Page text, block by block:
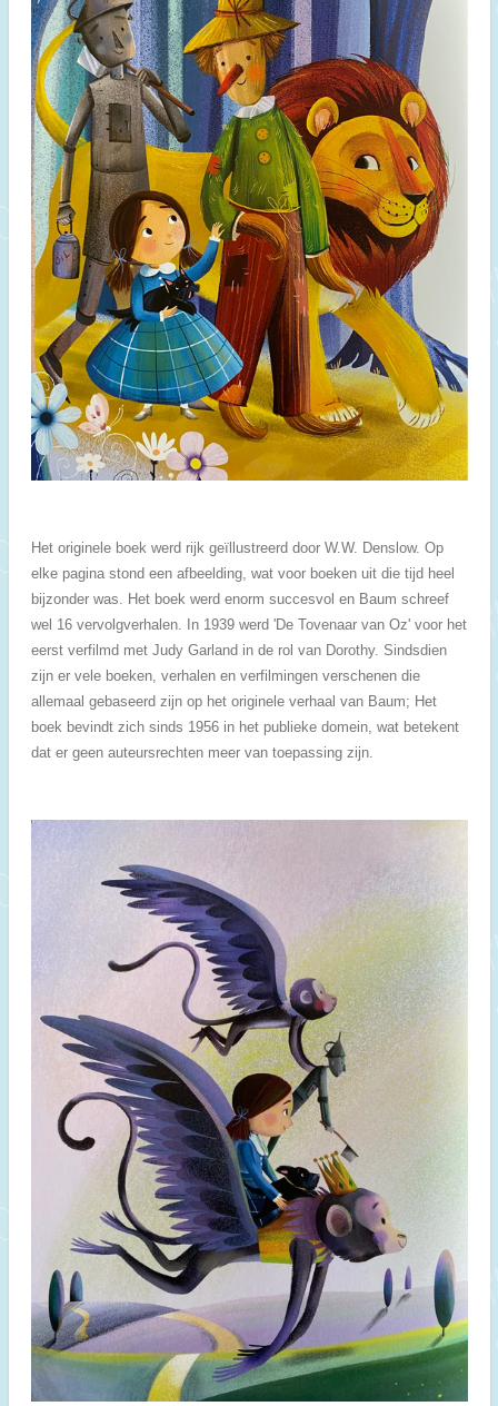
Het originele boek werd rijk geïllustreerd door W.W. Denslow. Op
elke pagina stond een afbeelding, wat voor boeken uit die tijd heel
bijzonder was. Het boek werd enorm succesvol en Baum schreef
wel 16 vervolgverhalen. In 1939 werd 'De Tovenaar van Oz' voor het
eerst verfilmd met Judy Garland in de rol van Dorothy. Sindsdien
zijn er vele boeken, verhalen en verfilmingen verschenen die
allemaal gebaseerd zijn op het originele verhaal van Baum; Het
boek bevindt zich sinds 1956 in het publieke domein, wat betekent
dat er geen auteursrechten meer van toepassing zijn.